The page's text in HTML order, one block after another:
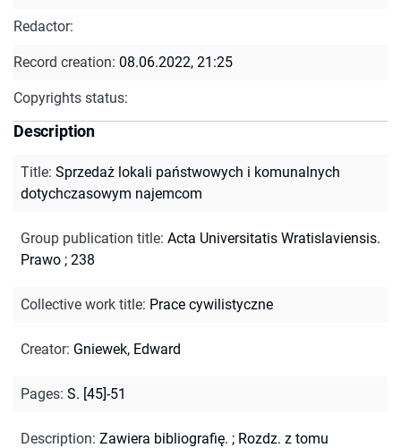
Redactor:
Record creation: 08.06.2022, 21:25
Copyrights status:
Description
Title: Sprzedaż lokali państwowych i komunalnych
dotychczasowym najemcom
Group publication title: Acta Universitatis Wratislaviensis.
Prawo ; 238
Collective work title: Prace cywilistyczne
Creator: Gniewek, Edward
Pages: S. [45]-51
Description: Zawiera bibliografię. ; Rozdz. z tomu